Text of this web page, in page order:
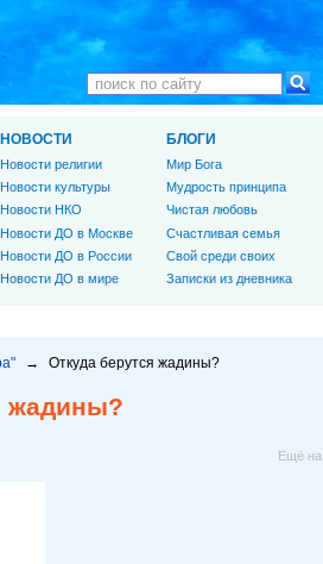
→ Откуда берутся жадины?
жадины?
Ещё на
НОВОСТИ
Новости религии
Новости культуры
Новости НКО
Новости ДО в Москве
Новости ДО в России
Новости ДО в мире
БЛОГИ
Мир Бога
Мудрость принципа
Чистая любовь
Счастливая семья
Свой среди своих
Записки из дневника